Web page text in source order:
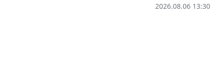
2026.08.06 13:30